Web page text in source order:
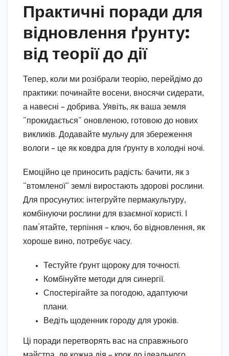
Практичні поради для
відновлення ґрунту:
від теорії до дії
Тепер, коли ми розібрали теорію, перейдімо до
практики: починайте восени, вносячи сидерати,
а навесні – добрива. Уявіть, як ваша земля
“прокидається” оновленою, готовою до нових
викликів. Додавайте мульчу для збереження
вологи – це як ковдра для ґрунту в холодні ночі.
Емоційно це приносить радість: бачити, як з
“втомленої” землі виростають здорові рослини.
Для просунутих: інтегруйте пермакультуру,
комбінуючи рослини для взаємної користі. І
пам’ятайте, терпіння – ключ, бо відновлення, як
хороше вино, потребує часу.
Тестуйте ґрунт щороку для точності.
Комбінуйте методи для синергії.
Спостерігайте за погодою, адаптуючи
плани.
Ведіть щоденник городу для уроків.
Ці поради перетворять вас на справжнього